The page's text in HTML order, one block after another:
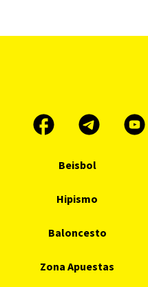
Beisbol
Hipismo
Baloncesto
Zona Apuestas